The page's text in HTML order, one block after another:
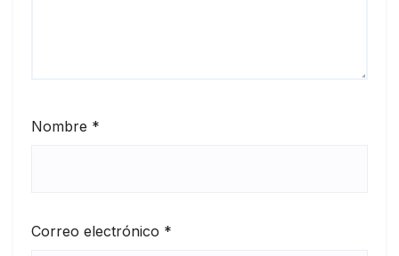
Nombre *
Correo electrónico *